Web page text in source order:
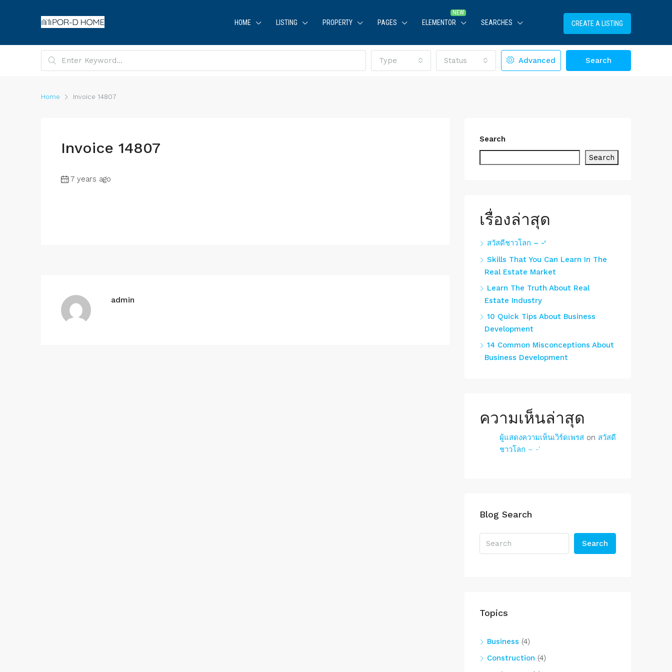
HOME LISTING PROPERTY PAGES ELEMENTOR SEARCHES CREATE A LISTING
Type Status Advanced Search
Home Invoice 14807
Invoice 14807
7 years ago
admin
Search
Search
เรื่องล่าสุด
สวัสดีชาวโลก – -‘
Skills That You Can Learn In The
Real Estate Market
Learn The Truth About Real
Estate Industry
10 Quick Tips About Business
Development
14 Common Misconceptions About
Business Development
ความเห็นล่าสุด
ผู้แสดงความเห็นเวิร์ดเพรส on สวัสดี
ชาวโลก – -‘
Blog Search
Search
Topics
Business (4)
Construction (4)